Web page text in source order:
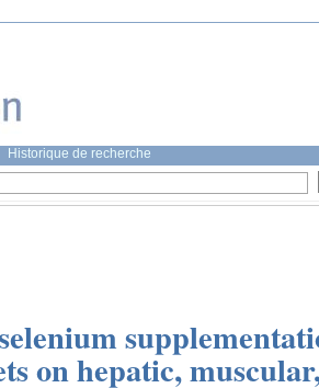
Historique de recherche
on hepatic,